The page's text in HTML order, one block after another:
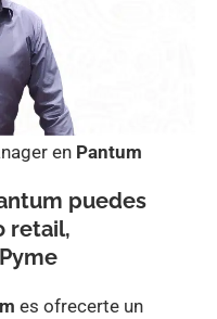
en Pantum
puedes
retail,
es ofrecerte un